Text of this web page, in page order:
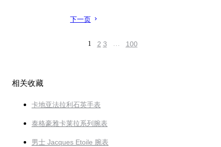
下一页
1 2 3 … 100
相关收藏
卡地亚法拉利石英手表
泰格豪雅卡莱拉系列腕表
男士 Jacques Etoile 腕表